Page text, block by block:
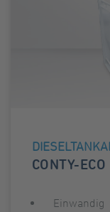
CONTY-ECO
Einwandig